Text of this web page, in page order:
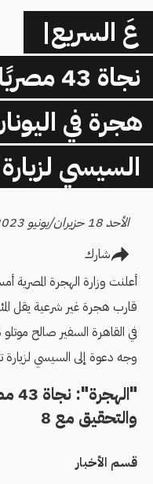
عَ السريع|
نجاة
هجرة في
السيسي لزيارة
الأحد 18 حزيران/يونيو 2023 صباحا
شارك
قارب هجرة غير شرعية يقل
في القاهرة السفير صالح
وجه دعوة إلى السيسي لزيارة
والتحقيق مع 8
قسم الأخبار